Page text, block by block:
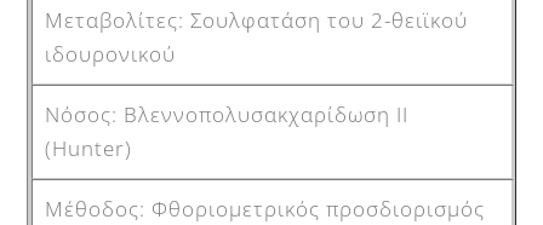
Σουλφατάση του 2-θειϊκού
ιδουρονικού
Βλεννοπολυσακχαρίδωση ΙΙ
(Hunter)
Φθοριομετρικός προσδιορισμός